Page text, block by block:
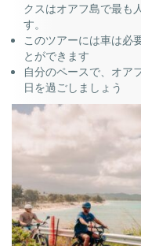
クスはオアフ島で最も
す。
このツアーには車は必
とができます
自分のペースで、オア
日を過ごしましょう